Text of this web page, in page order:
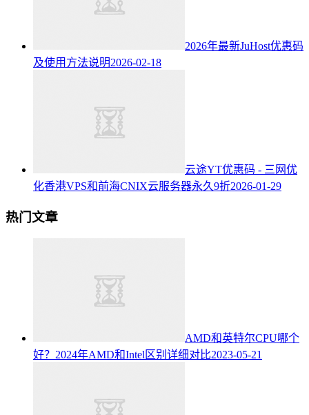
2026年最新JuHost优惠码
及使用方法说明2026-02-18
云途YT优惠码 - 三网优
化香港VPS和前海CNIX云服务器永久9折2026-01-29
热门文章
AMD和英特尔CPU哪个
好？2024年AMD和Intel区别详细对比2023-05-21